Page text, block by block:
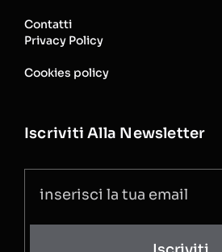
Contatti
Privacy Policy
Cookies policy
Iscriviti Alla Newsletter